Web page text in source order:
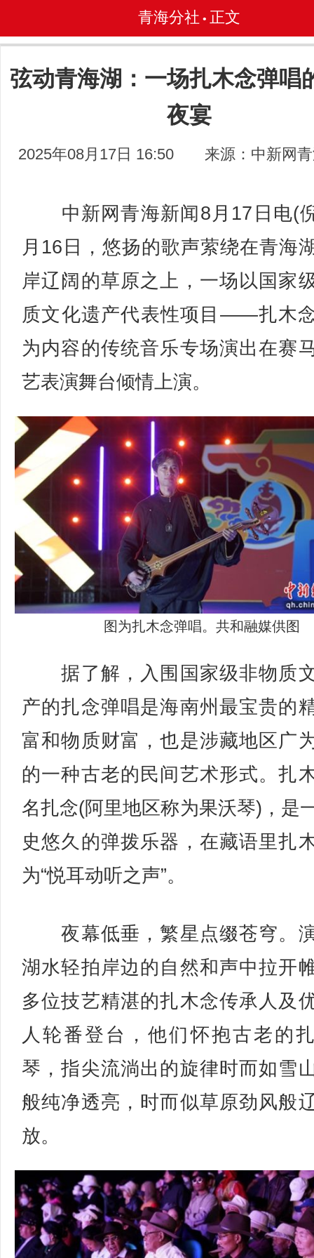
青海分社 • 正文
弦动青海湖：一场扎木念弹唱
夜宴
2025年08月17日 16:50 来源：中新网
中新网青海新闻8月17日电(
月16日，悠扬的歌声萦绕在青海
岸辽阔的草原之上，一场以国家
质文化遗产代表性项目——扎木
为内容的传统音乐专场演出在赛
艺表演舞台倾情上演。
图为扎木念弹唱。共和融媒供图
据了解，入围国家级非物质
产的扎念弹唱是海南州最宝贵的
富和物质财富，也是涉藏地区广
的一种古老的民间艺术形式。扎
名扎念(阿里地区称为果沃琴)，是
史悠久的弹拨乐器，在藏语里扎
为“悦耳动听之声”。
夜幕低垂，繁星点缀苍穹。
湖水轻拍岸边的自然和声中拉开
多位技艺精湛的扎木念传承人及
人轮番登台，他们怀抱古老的
琴，指尖流淌出的旋律时而如雪
般纯净透亮，时而似草原劲风般
放。